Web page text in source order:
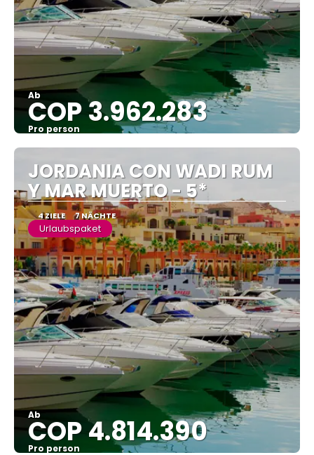
Ab
COP 3.962.283
Pro person
Sehen
JORDANIA CON WADI RUM
Y MAR MUERTO - 5*
4 ZIELE 7 NÄCHTE
Urlaubspaket
Ab
COP 4.814.390
Pro person